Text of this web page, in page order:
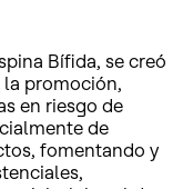
Bífida, se creó
promoción,
en riesgo de
de
fomentando y